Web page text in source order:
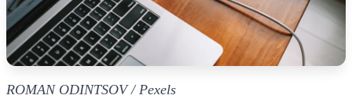
ROMAN ODINTSOV / Pexels